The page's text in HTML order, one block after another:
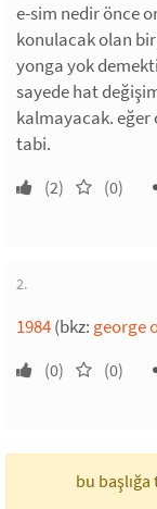
e-sim nedir önce
konulacak olan
yonga yok
sayede hat
kalmayacak. eğer
tabi.
(2) (0)
2.
1984(bkz: george
(0) (0)
bu